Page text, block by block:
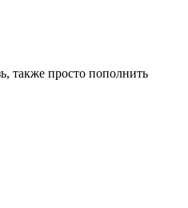
также просто пополнить